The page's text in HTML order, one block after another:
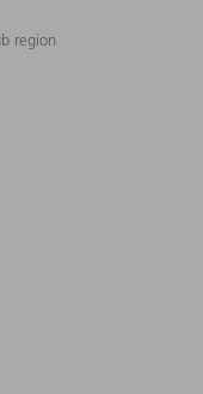
region